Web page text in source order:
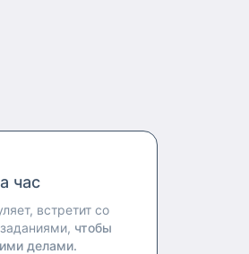
час
встретит со
чтобы
делами.